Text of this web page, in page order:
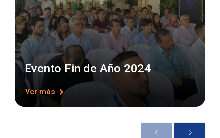
Evento Fin de Año 2024
Ver más